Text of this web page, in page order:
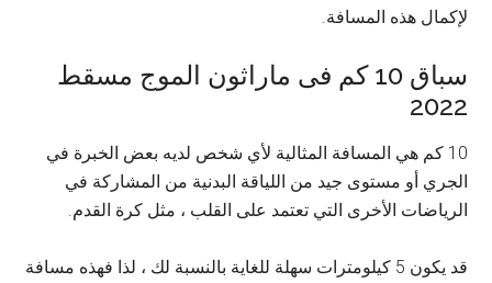
لإكمال هذه المسافة.
سباق 10 كم فى ماراثون الموج مسقط
2022
10 كم هي المسافة المثالية لأي شخص لديه بعض الخبرة في
الجري أو مستوى جيد من اللياقة البدنية من المشاركة في
الرياضات الأخرى التي تعتمد على القلب ، مثل كرة القدم.
قد يكون 5 كيلومترات سهلة للغاية بالنسبة لك ، لذا فهذه مسافة